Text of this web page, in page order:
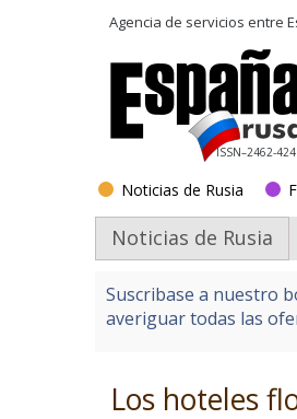
Agencia de servicios entre
ISSN–2462-
Noticias de Rusia
Noticias de Rusia
Suscribase a nuestro
averiguar todas las
Los hoteles